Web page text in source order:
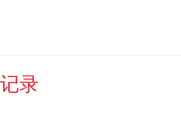
人的竞买保证金，作为竞买
录